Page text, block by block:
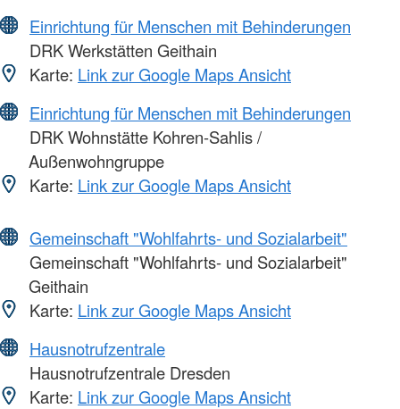
Einrichtung für Menschen mit Behinderungen
DRK Werkstätten Geithain
Karte: Link zur Google Maps Ansicht
Einrichtung für Menschen mit Behinderungen
DRK Wohnstätte Kohren-Sahlis /
Außenwohngruppe
Karte: Link zur Google Maps Ansicht
Gemeinschaft "Wohlfahrts- und Sozialarbeit"
Gemeinschaft "Wohlfahrts- und Sozialarbeit"
Geithain
Karte: Link zur Google Maps Ansicht
Hausnotrufzentrale
Hausnotrufzentrale Dresden
Karte: Link zur Google Maps Ansicht